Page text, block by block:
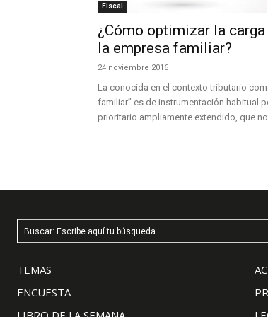
Fiscal
¿Cómo optimizar la
la empresa familiar?
24 noviembre 2016
La conocida en el contexto tributario
familiar” es de instrumentación habitual
prioritario ampliamente extendido, que
Buscar: Escribe aquí tu búsqueda
TEMAS
ENCUESTA